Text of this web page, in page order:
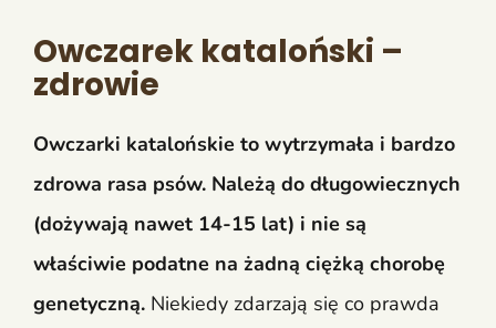
Owczarek kataloński –
zdrowie
Owczarki katalońskie to wytrzymała i bardzo
zdrowa rasa psów. Należą do długowiecznych
(dożywają nawet 14-15 lat) i nie są
właściwie podatne na żadną ciężką chorobę
genetyczną. Niekiedy zdarzają się co prawda